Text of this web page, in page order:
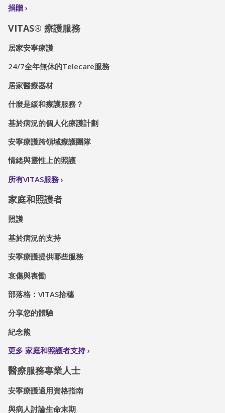
捐贈
VITAS® 療護服務
居家安寧療護
24/7全年無休的Telecare服務
居家醫療器材
什麼是緩和療護服務？
基於病況的個人化療護計劃
安寧療護跨領域療護團隊
情緒與靈性上的照護
所有VITAS服務
家庭和照護者
照護
基於病況的支持
安寧療護提供哪些服務
哀傷與喪慟
部落格：VITAS拾穗
分享您的體驗
紀念熊
更多 家庭和照護者支持
醫療服務專業人士
安寧療護適用資格指南
與病人討論生命末期